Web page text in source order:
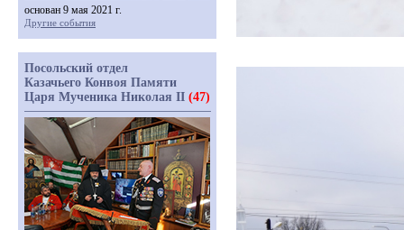
основан 9 мая 2021 г.
Другие события
Посольский отдел
Казачьего Конвоя Памяти
Царя Мученика Николая II (47)